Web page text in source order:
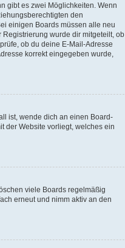
gibt es zwei Möglichkeiten. Wenn
den
einigen Boards müssen alle neu
wurde dir mitgeteilt, ob
ob du deine E-Mail-Adresse
korrekt eingegeben wurde,
ist, wende dich an einen Board-
der Website vorliegt, welches ein
viele Boards regelmäßig
erneut und nimm aktiv an den